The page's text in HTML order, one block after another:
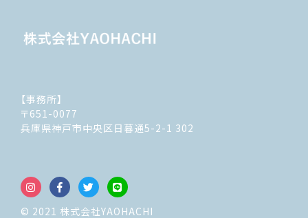
【事務所】
〒651-0077
兵庫県神戸市中央区日暮通5-2-1 302
© 2021 株式会社YAOHACHI